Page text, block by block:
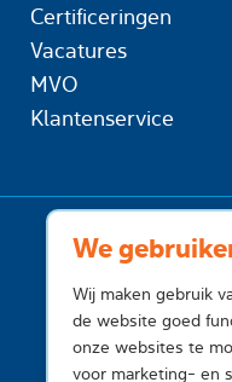
We
Wij maken gebruik
de website goed
onze websites te
voor marketing- en
Certificeringen
Vacatures
MVO
Klantenservice